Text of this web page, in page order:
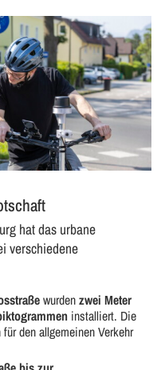
hat das urbane
verschiedene
wurdenzwei Meter
installiert. Die
den allgemeinen Verkehr